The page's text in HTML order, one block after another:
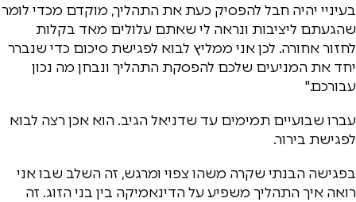
בעיניי יהיה חבל להפסיק כעת את התהליך, מוקדם מכדי לומר
שהגעתם ליציבות ונראה לי שאתם עלולים מאד בקלות
לחזור אחורה. לכן אני ממליץ לבוא לפגישת סיכום כדי שנברר
יחד את המניעים שלכם להפסקת התהליך ונבחן מה נכון
עבורכם."
עברו שבועיים תמימים עד שדניאל הגיב. הוא אכן רצה לבוא
לפגישת בירור.
בפגישה הבנתי שקרה משהו צפוי ומרגש, זה השלב שבו אני
רואה איך התהליך משפיע על הדינאמיקה בין בני הזוג. זה